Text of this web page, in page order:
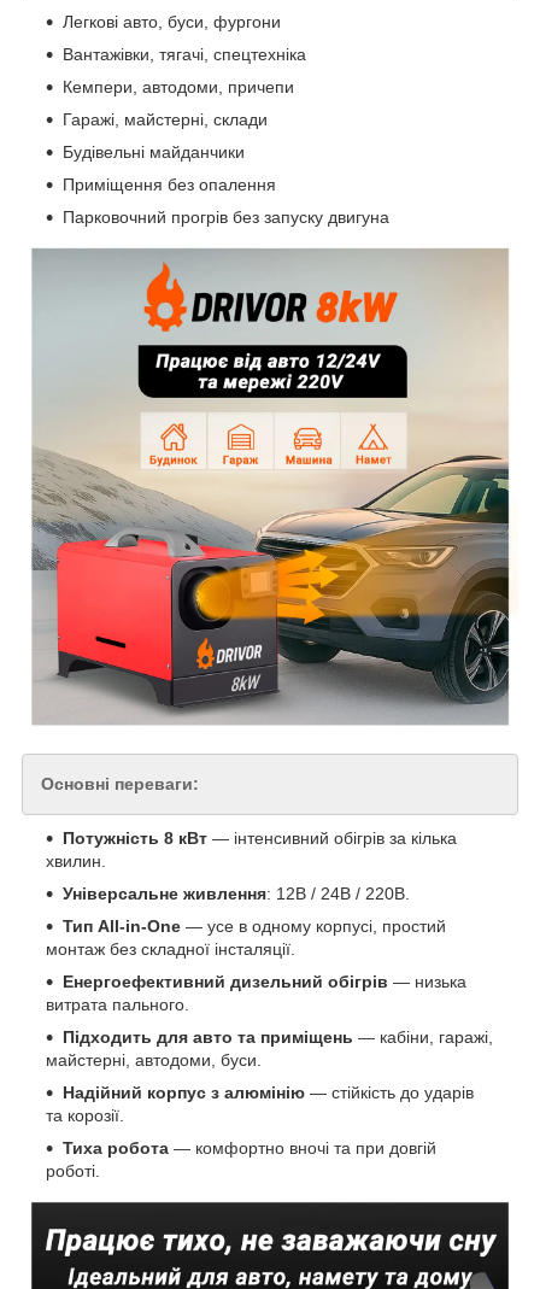
Легкові авто, буси, фургони
Вантажівки, тягачі, спецтехніка
Кемпери, автодоми, причепи
Гаражі, майстерні, склади
Будівельні майданчики
Приміщення без опалення
Парковочний прогрів без запуску двигуна
Основні переваги:
Потужність 8 кВт — інтенсивний обігрів за кілька
хвилин.
Універсальне живлення: 12В / 24В / 220В.
Тип All-in-One — усе в одному корпусі, простий
монтаж без складної інсталяції.
Енергоефективний дизельний обігрів — низька
витрата пального.
Підходить для авто та приміщень — кабіни, гаражі,
майстерні, автодоми, буси.
Надійний корпус з алюмінію — стійкість до ударів
та корозії.
Тиха робота — комфортно вночі та при довгій
роботі.